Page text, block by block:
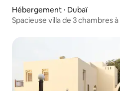
Hébergement ⋅ Dubaï
Spacieuse villa de 3 chambres